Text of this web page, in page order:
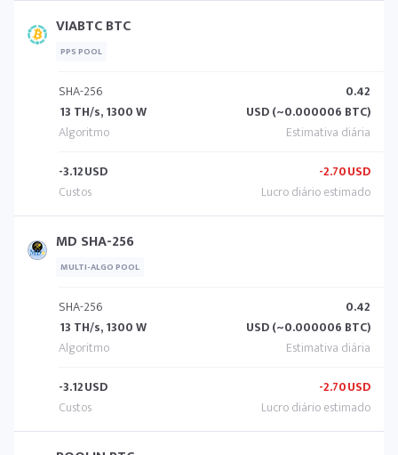
VIABTC BTC
PPS POOL
SHA-256
13 TH/s, 1300 W
0.42
USD (~0.000006 BTC)
-3.12USD -2.70USD
MD SHA-256
MULTI-ALGO POOL
SHA-256
13 TH/s, 1300 W
0.42
USD (~0.000006 BTC)
-3.12USD -2.70USD